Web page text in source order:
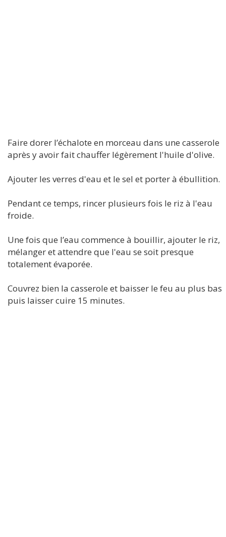
Faire dorer l’échalote en morceau dans une casserole
après y avoir fait chauffer légèrement l'huile d'olive.
Ajouter les verres d'eau et le sel et porter à ébullition.
Pendant ce temps, rincer plusieurs fois le riz à l'eau
froide.
Une fois que l’eau commence à bouillir, ajouter le riz,
mélanger et attendre que l'eau se soit presque
totalement évaporée.
Couvrez bien la casserole et baisser le feu au plus bas
puis laisser cuire 15 minutes.